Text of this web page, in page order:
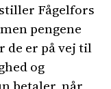
Fågelfors
pengene
er på vej til
og